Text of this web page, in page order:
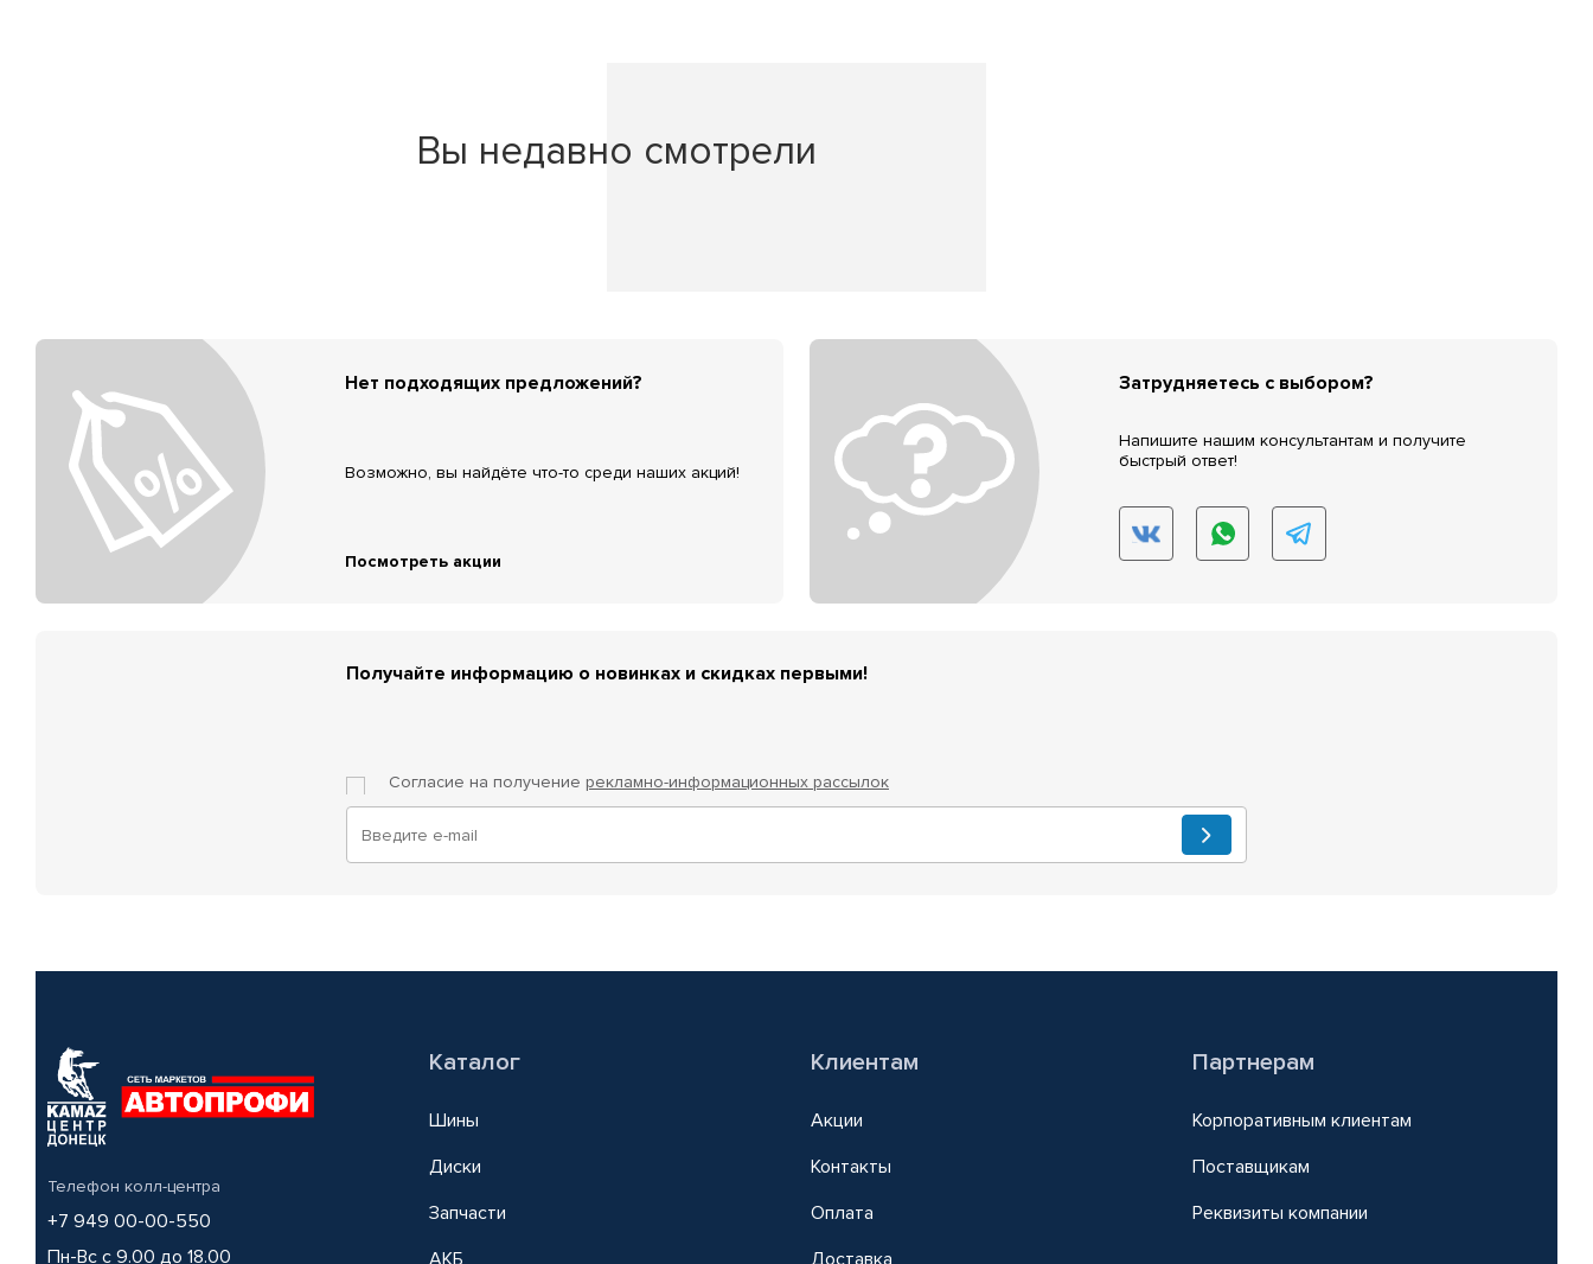
Вы недавно смотрели
Нет подходящих предложений?
Возможно, вы найдёте что-то среди наших акций!
Посмотреть акции
Затрудняетесь с выбором?
Напишите нашим консультантам и получите
быстрый ответ!
Получайте информацию о новинках и скидках первыми!
Согласие на получение рекламно-информационных рассылок
Телефон колл-центра
+7 949 00-00-550
Пн-Вс с 9.00 до 18.00
Каталог
Шины
Диски
Запчасти
АКБ
Клиентам
Акции
Контакты
Оплата
Доставка
Партнерам
Корпоративным клиентам
Поставщикам
Реквизиты компании